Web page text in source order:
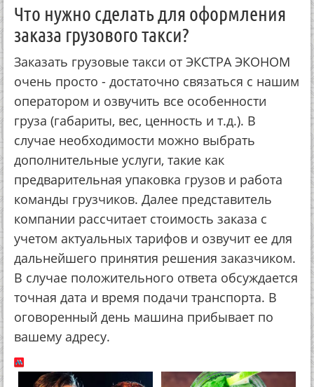
Что нужно сделать для оформления
заказа грузового такси?
Заказать грузовые такси от ЭКСТРА ЭКОНОМ
очень просто - достаточно связаться с нашим
оператором и озвучить все особенности
груза (габариты, вес, ценность и т.д.). В
случае необходимости можно выбрать
дополнительные услуги, такие как
предварительная упаковка грузов и работа
команды грузчиков. Далее представитель
компании рассчитает стоимость заказа с
учетом актуальных тарифов и озвучит ее для
дальнейшего принятия решения заказчиком.
В случае положительного ответа обсуждается
точная дата и время подачи транспорта. В
оговоренный день машина прибывает по
вашему адресу.